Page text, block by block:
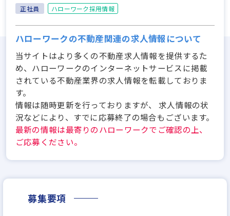
正社員 ハローワーク採用情報
ハローワークの不動産関連の求人情報について
当サイトはより多くの不動産求人情報を提供するた
め、ハローワークのインターネットサービスに掲載
されている不動産業界の求人情報を転載しておりま
す。
情報は随時更新を行っておりますが、 求人情報の状
況などにより、すでに応募終了の場合もございます。
最新の情報は最寄りのハローワークでご確認の上、
ご応募ください。
募集要項